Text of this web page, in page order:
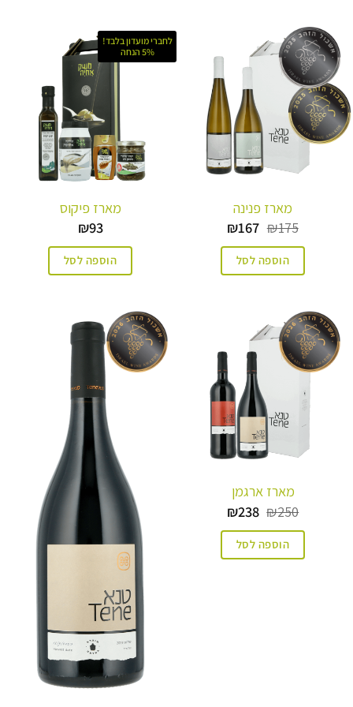
מארז פנינה
₪175 המחיר
היה:
₪175.
₪167 המחיר
הוא:
₪167. הוספה לסל
לחברי מועדון בלבד!
5% הנחה
מארז פיקוס
₪93
הוספה לסל
מארז ארגמן
₪250 המחיר
היה:
₪250.
₪238
הוא:
₪238. הוספה לסל